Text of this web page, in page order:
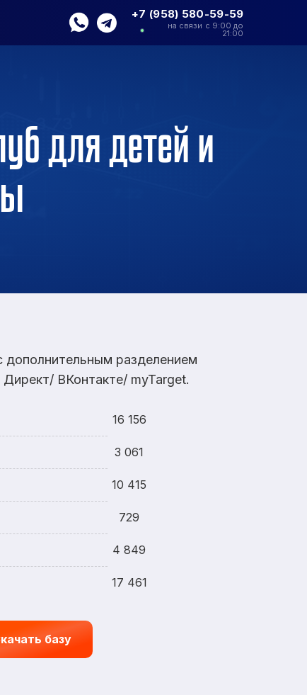
+7 (958) 580-59-59
на связи с 9:00 до
21:00
для детей и
дополнительным разделением
ВКонтакте/ myTarget.
16 156
3 061
10 415
729
4 849
17 461
базу